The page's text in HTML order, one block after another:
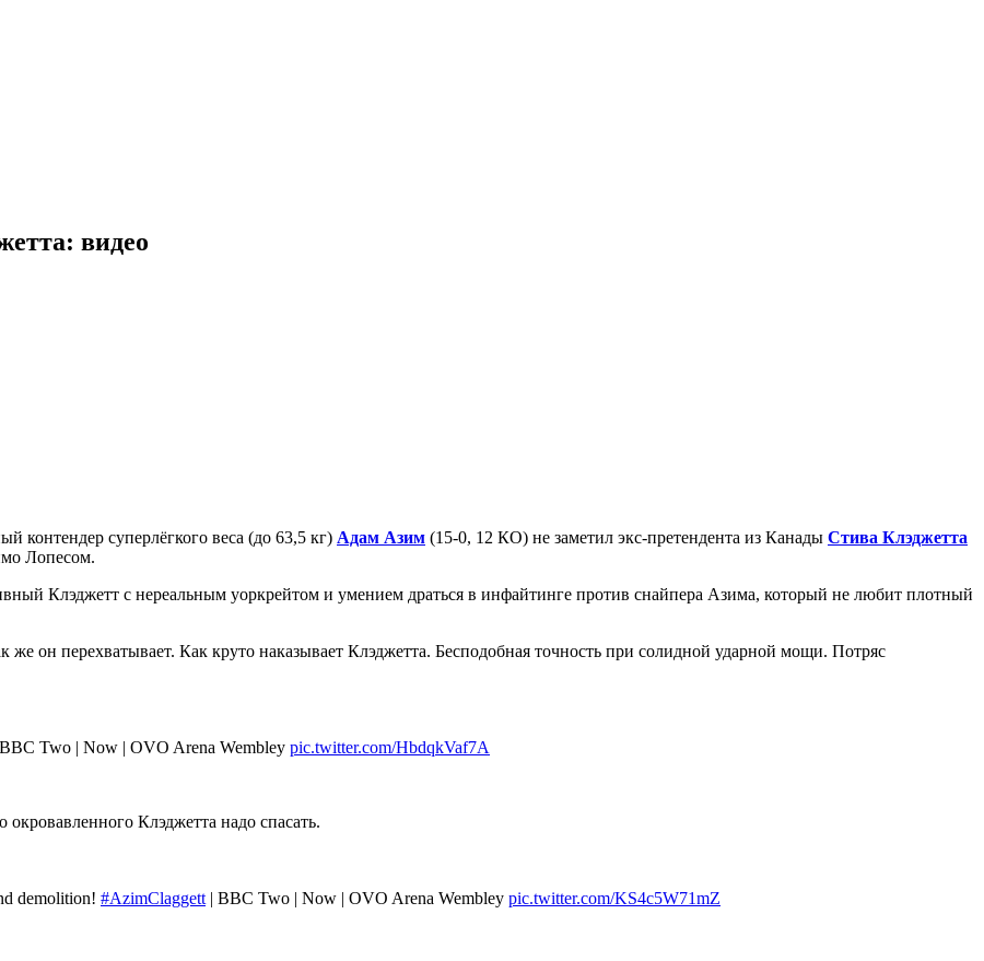
видео
контендер суперлёгкого веса (до 63,5 кг) Адам Азим (15-0, 12 КО) не заметил экс-претендента из Канады Стива Клэджетта
Лопесом.
Клэджетт с нереальным уоркрейтом и умением драться в инфайтинге против снайпера Азима, который не любит плотный
он перехватывает. Как круто наказывает Клэджетта. Бесподобная точность при солидной ударной мощи. Потряс
Two | Now | OVO Arena Wembley pic.twitter.com/HbdqkVaf7A
Клэджетта надо спасать.
demolition! #AzimClaggett | BBC Two | Now | OVO Arena Wembley pic.twitter.com/KS4c5W71mZ